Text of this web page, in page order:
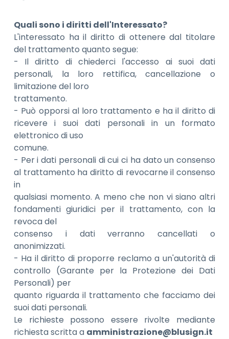
Quali sono i diritti dell'Interessato?
L'interessato ha il diritto di ottenere dal titolare
del trattamento quanto segue:
- Il diritto di chiederci l'accesso ai suoi dati
personali, la loro rettifica, cancellazione o
limitazione del loro
trattamento.
- Può opporsi al loro trattamento e ha il diritto di
ricevere i suoi dati personali in un formato
elettronico di uso
comune.
- Per i dati personali di cui ci ha dato un consenso
al trattamento ha diritto di revocarne il consenso
in
qualsiasi momento. A meno che non vi siano altri
fondamenti giuridici per il trattamento, con la
revoca del
consenso i dati verranno cancellati o
anonimizzati.
- Ha il diritto di proporre reclamo a un'autorità di
controllo (Garante per la Protezione dei Dati
Personali) per
quanto riguarda il trattamento che facciamo dei
suoi dati personali.
Le richieste possono essere rivolte mediante
richiesta scritta a amministrazione@blusign.it